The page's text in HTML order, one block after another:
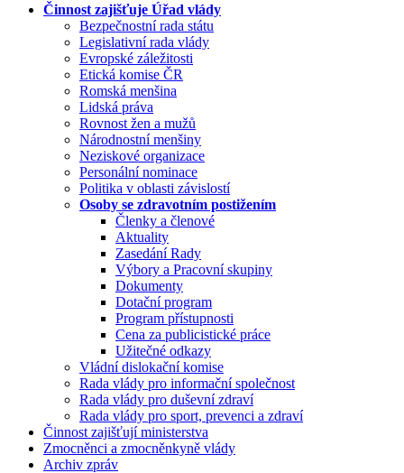
Činnost zajišťuje Úřad vlády
Bezpečnostní rada státu
Legislativní rada vlády
Evropské záležitosti
Etická komise ČR
Romská menšina
Lidská práva
Rovnost žen a mužů
Národnostní menšiny
Neziskové organizace
Personální nominace
Politika v oblasti závislostí
Osoby se zdravotním postižením
Členky a členové
Aktuality
Zasedání Rady
Výbory a Pracovní skupiny
Dokumenty
Dotační program
Program přístupnosti
Cena za publicistické práce
Užitečné odkazy
Vládní dislokační komise
Rada vlády pro informační společnost
Rada vlády pro duševní zdraví
Rada vlády pro sport, prevenci a zdraví
Činnost zajišťují ministerstva
Zmocněnci a zmocněnkyně vlády
Archiv zpráv